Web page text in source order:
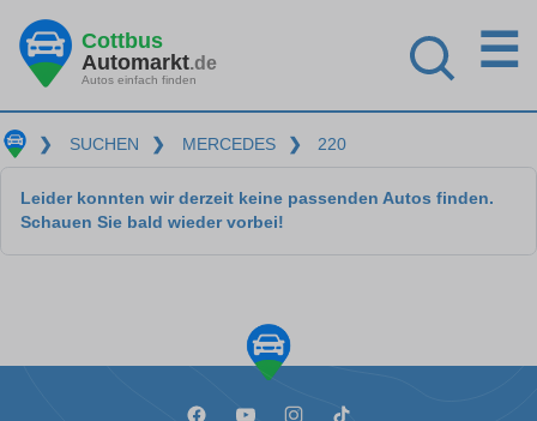
Cottbus
Automarkt.de
Autos einfach finden
☰
❯ SUCHEN ❯ MERCEDES ❯ 220
Leider konnten wir derzeit keine passenden Autos finden.
Schauen Sie bald wieder vorbei!